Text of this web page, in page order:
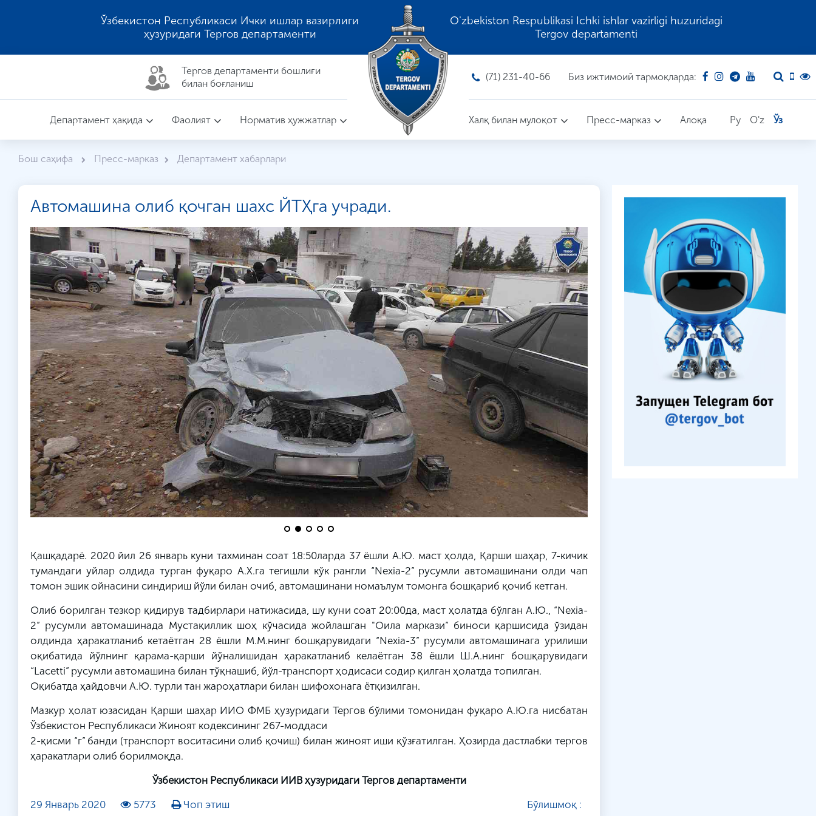
Ўзбекистон Республикаси Ички ишлар вазирлиги
ҳузуридаги Тергов департаменти
O'zbekiston Respublikasi Ichki ishlar vazirligi huzuridagi
Tergov departamenti
Тергов департaменти бошлиғи
билан боғланиш
(71) 231-40-66 Биз ижтимоий тармоқларда:
Департамент ҳақида Фаолият Норматив ҳужжатлар Халқ билан мулоқот Пресс-марказ Алоқа Ру O'z Ўз
Бош саҳифа Пресс-марказ Департамент хабарлари
Автомашина олиб қочган шахс ЙТҲга учради.
Қашқадарё. 2020 йил 26 январь куни тахминан соат 18:50ларда 37 ёшли А.Ю. маст ҳолда, Қарши шаҳар, 7-кичик
тумандаги уйлар олдида турган фуқаро А.Х.га тегишли кўк рангли “Nexia-2” русумли автомашинани олди чап
томон эшик ойнасини синдириш йўли билан очиб, автомашинани номаълум томонга бошқариб қочиб кетган.
Олиб борилган тезкор қидирув тадбирлари натижасида, шу куни соат 20:00да, маст ҳолатда бўлган А.Ю., “Nexia-
2” русумли автомашинада Мустақиллик шоҳ кўчасида жойлашган "Оила маркази” биноси қаршисида ўзидан
олдинда ҳаракатланиб кетаётган 28 ёшли М.М.нинг бошқарувидаги “Nexia-3” русумли автомашинага урилиши
оқибатида йўлнинг қарама-қарши йўналишидан ҳаракатланиб келаётган 38 ёшли Ш.А.нинг бошқарувидаги
“Lacetti” русумли автомашина билан тўқнашиб, йўл-транспорт ҳодисаси содир қилган ҳолатда топилган.
Оқибатда ҳайдовчи А.Ю. турли тан жароҳатлари билан шифохонага ётқизилган.
Мазкур ҳолат юзасидан Қарши шаҳар ИИО ФМБ ҳузуридаги Тергов бўлими томонидан фуқаро А.Ю.га нисбатан
Ўзбекистон Республикаси Жиноят кодексининг 267-моддаси
2-қисми “г” банди (транспорт воситасини олиб қочиш) билан жиноят иши қўзғатилган. Ҳозирда дастлабки тергов
ҳаракатлари олиб борилмоқда.
Ўзбекистон Республикаси ИИВ ҳузуридаги Тергов департаменти
29 Январь 2020
5773 Чоп этиш Бўлишмоқ :